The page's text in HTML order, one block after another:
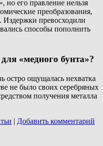
его правление нельзя
преобразования,
Издержки превосходили
способы пополнить
«медного бунта»?
остро ощущалась нехватка
не было своих серебряных
получения металла
| Добавить комментарий